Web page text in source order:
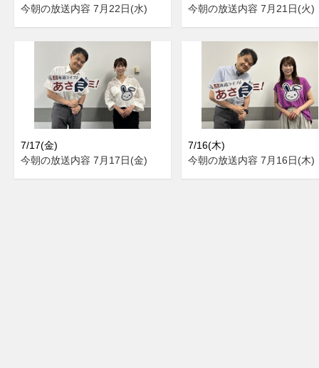
今朝の放送内容 7月22日(水)
今朝の放送内容 7月21日(火)
7/17(金)
今朝の放送内容 7月17日(金)
7/16(木)
今朝の放送内容 7月16日(木)